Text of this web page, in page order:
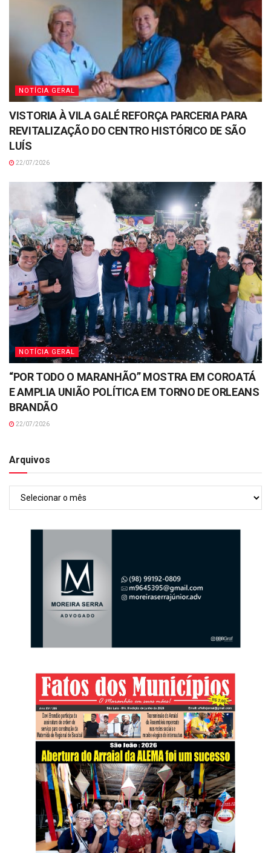
NOTÍCIA GERAL
VISTORIA À VILA GALÉ REFORÇA PARCERIA PARA
REVITALIZAÇÃO DO CENTRO HISTÓRICO DE SÃO
LUÍS
22/07/2026
NOTÍCIA GERAL
“POR TODO O MARANHÃO” MOSTRA EM COROATÁ
E AMPLIA UNIÃO POLÍTICA EM TORNO DE ORLEANS
BRANDÃO
22/07/2026
Arquivos
Arquivos